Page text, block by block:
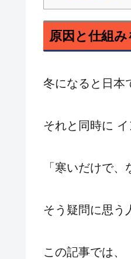
原因と仕組
冬になると日本
それと同時に
「寒いだけで、
そう疑問に思う
この記事では、